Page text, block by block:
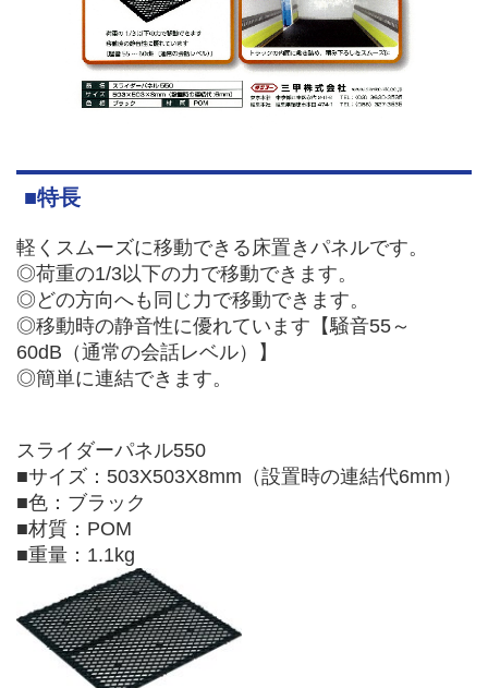
■特長
軽くスムーズに移動できる床置きパネルです。
◎荷重の1/3以下の力で移動できます。
◎どの方向へも同じ力で移動できます。
◎移動時の静音性に優れています【騒音55～
60dB（通常の会話レベル）】
◎簡単に連結できます。
スライダーパネル550
■サイズ：503X503X8mm（設置時の連結代6mm）
■色：ブラック
■材質：POM
■重量：1.1kg